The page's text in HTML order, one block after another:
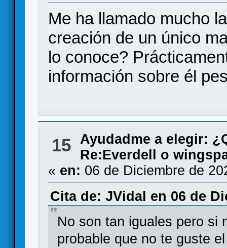
Me ha llamado mucho
creación de un único
lo conoce?
información sobre él
15
Ayudadme a elegir:
Re:Everdell o
« en: 06 de Diciembre de
Cita de: JVidal en 06 de
No son tan iguales pero si
probable que no te guste